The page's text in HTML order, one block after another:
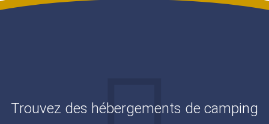
Trouvez des hébergements de camping